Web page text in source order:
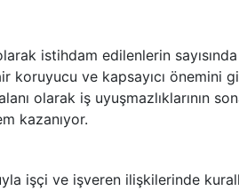
istihdam edilenlerin
ve kapsayıcı önemini
olarak iş uyuşmazlıklarının
kazanıyor.
işçi ve işveren ilişkilerinde